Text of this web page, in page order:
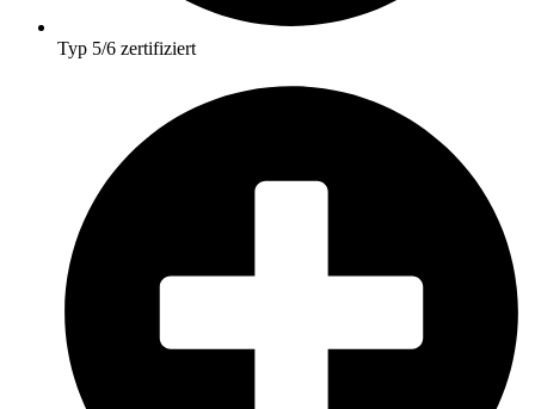
Typ 5/6 zertifiziert